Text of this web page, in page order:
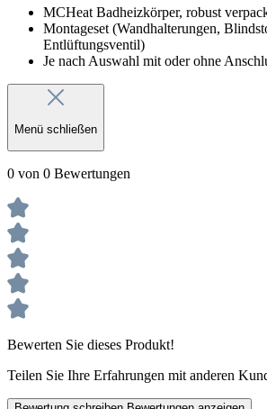
MCHeat Badheizkörper, robust
Montageset (Wandhalterungen,
Entlüftungsventil)
Je nach Auswahl mit oder ohne
Menü schließen
0 von 0 Bewertungen
Bewerten Sie dieses Produkt!
Teilen Sie Ihre Erfahrungen mit anderen